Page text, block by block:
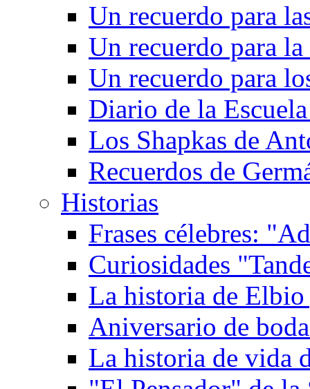
Un recuerdo para
Un recuerdo para
Un recuerdo para
Diario de la
Los Shapkas de
Recuerdos de
Historias
Frases célebres:
Curiosidades
La historia de
Aniversario de
La historia de vida